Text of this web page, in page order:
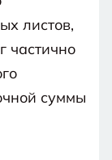
листов,
частично
суммы